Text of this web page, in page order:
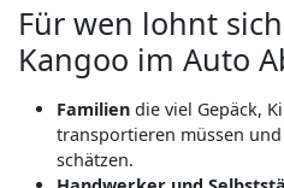
Für wen lohnt
Kangoo im Auto
Familien die viel Gepäck,
transportieren müssen
schätzen.